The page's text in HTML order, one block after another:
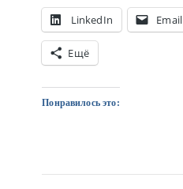
LinkedIn Email
Ещё
Понравилось это: